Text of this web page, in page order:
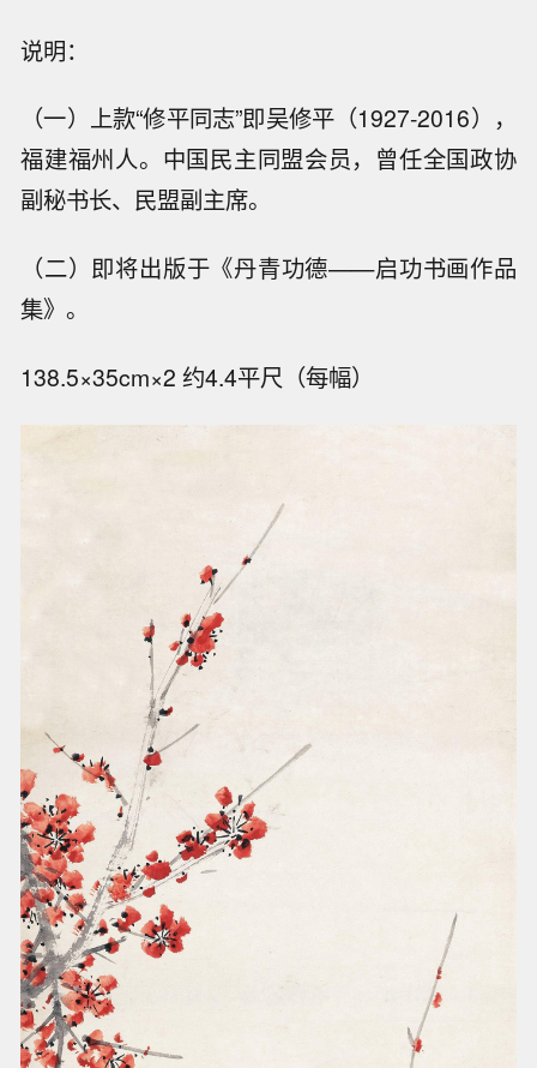
说明：
（一）上款“修平同志”即吴修平（1927-2016），
福建福州人。中国民主同盟会员，曾任全国政协
副秘书长、民盟副主席。
（二）即将出版于《丹青功德——启功书画作品
集》。
138.5×35cm×2 约4.4平尺（每幅）